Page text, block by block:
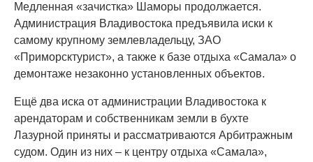
Медленная «зачистка» Шаморы продолжается.
Администрация Владивостока предъявила иски к
самому крупному землевладельцу, ЗАО
«Приморсктурист», а также к базе отдыха «Самала» о
демонтаже незаконно установленных объектов.
Ещё два иска от администрации Владивостока к
арендаторам и собственникам земли в бухте
Лазурной приняты и рассматриваются Арбитражным
судом. Один из них – к центру отдыха «Самала»,